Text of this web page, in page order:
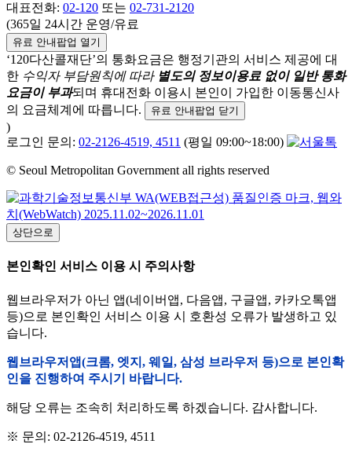
대표전화: 02-120 또는 02-731-2120
(365일 24시간 운영/유료
유료 안내팝업 열기
‘120다산콜재단’의 통화요금은 행정기관의 서비스 제공에 대
한 수익자 부담원칙에 따라 별도의 정보이용료 없이 일반 통화
요금이 부과되며 휴대전화 이용시 본인이 가입한 이동통신사
의 요금체계에 따릅니다.
유료 안내팝업 닫기
)
로그인 문의: 02-2126-4519, 4511 (평일 09:00~18:00)
© Seoul Metropolitan Government all rights reserved
상단으로
본인확인 서비스 이용 시 주의사항
웹브라우저가 아닌 앱(네이버앱, 다음앱, 구글앱, 카카오톡앱
등)으로 본인확인 서비스 이용 시 호환성 오류가 발생하고 있
습니다.
웹브라우저앱(크롬, 엣지, 웨일, 삼성 브라우저 등)으로 본인확
인을 진행하여 주시기 바랍니다.
해당 오류는 조속히 처리하도록 하겠습니다. 감사합니다.
※ 문의: 02-2126-4519, 4511